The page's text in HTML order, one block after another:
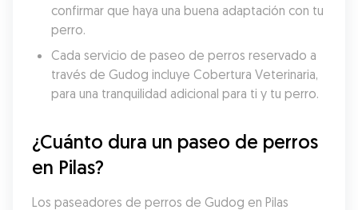
confirmar que haya una buena adaptación con tu
perro.
Cada servicio de paseo de perros reservado a
través de Gudog incluye Cobertura Veterinaria,
para una tranquilidad adicional para ti y tu perro.
¿Cuánto dura un paseo de perros
en Pilas?
Los paseadores de perros de Gudog en Pilas